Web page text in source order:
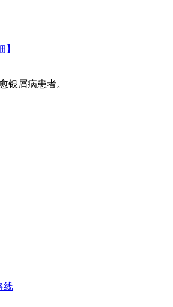
】
银屑病患者。
线